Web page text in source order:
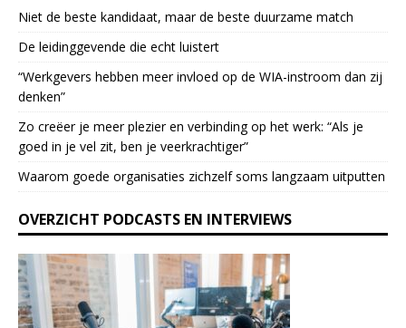
l
e
a
s
e
l
a
v
t
h
i
s
f
i
Niet de beste kandidaat, maar de beste duurzame match
De leidinggevende die echt luistert
“Werkgevers hebben meer invloed op de WIA-instroom dan zij
denken”
Zo creëer je meer plezier en verbinding op het werk: “Als je
goed in je vel zit, ben je veerkrach­tiger”
Waarom goede organisaties zichzelf soms langzaam uitputten
OVERZICHT PODCASTS EN INTERVIEWS